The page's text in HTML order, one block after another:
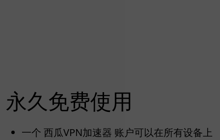
永久免费使用
一个 西瓜VPN加速器 账户可以在所有设备上